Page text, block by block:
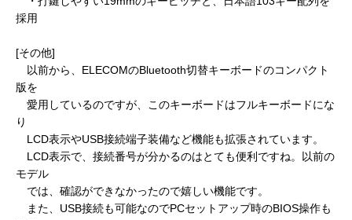
採用
[その他]
以前から、ELECOMのBluetooth切替キーボードのコンパクト
版を
愛用しているのですが、このキーボードはフルキーボードにな
り
LCD表示やUSB接続端子装備など機能も拡張されています。
LCD表示で、接続番号が分かるのはとても便利ですね。以前の
モデル
では、確認ができなかったので嬉しい機能です。
また、USB接続も可能なのでPCセットアップ時のBIOS操作も